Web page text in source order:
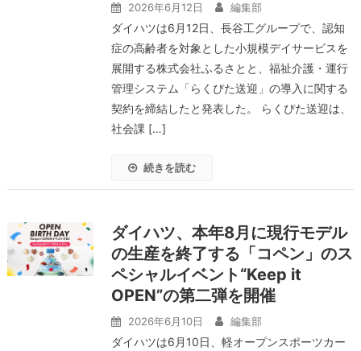
2026年6月12日 編集部
ダイハツは6月12日、長谷工グループで、認知
症の高齢者を対象とした小規模デイサービスを
展開する株式会社ふるさとと、福祉介護・運行
管理システム「らくぴた送迎」の導入に関する
契約を締結したと発表した。 らくぴた送迎は、
社会課 […]
続きを読む
ダイハツ、本年8月に現行モデル
の生産を終了する「コペン」のス
ペシャルイベント“Keep it
OPEN”の第二弾を開催
2026年6月10日 編集部
ダイハツは6月10日、軽オープンスポーツカー